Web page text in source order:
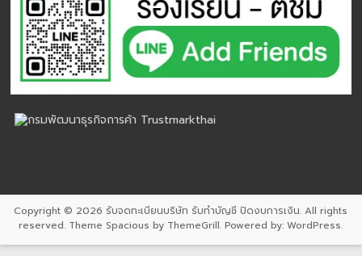
Copyright © 2026 รับจดทะเบียนบริษัท รับทำบัญชี ปิดงบการเงิน. All rights
reserved. ThemeSpacious by ThemeGrill. Powered by:WordPress.